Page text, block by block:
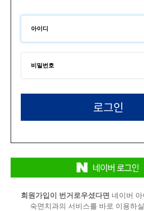
회원가입이 번거로우셨다면 네이버
숙면치과의 서비스를 바로 이용하